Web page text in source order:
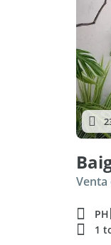
Venta
PH
1